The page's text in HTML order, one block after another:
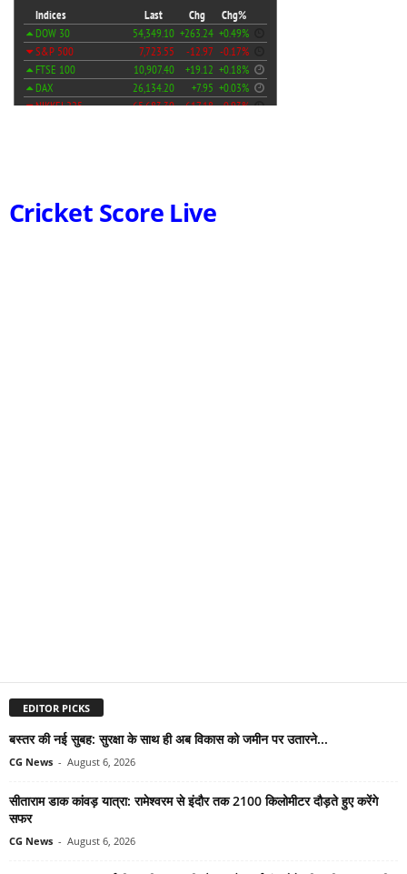
Cricket Score Live
EDITOR PICKS
बस्तर की नई सुबह: सुरक्षा के साथ ही अब विकास को जमीन पर उतारने...
CG News - August 6, 2026
सीताराम डाक कांवड़ यात्रा: रामेश्वरम से इंदौर तक 2100 किलोमीटर दौड़ते हुए करेंगे
सफर
CG News - August 6, 2026